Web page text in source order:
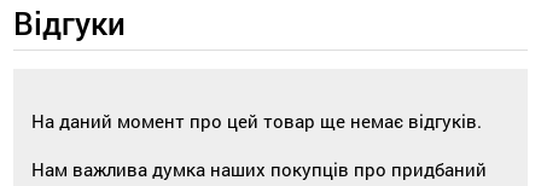
Відгуки
На даний момент про цей товар ще немає відгуків.
Нам важлива думка наших покупців про придбаний